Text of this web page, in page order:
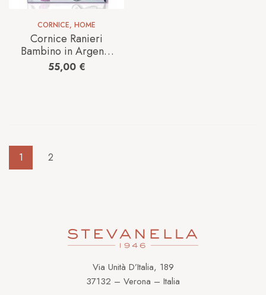
CORNICE, HOME
Cornice Ranieri
Bambino in Argento
537/3R_ROSA_ELEF
ANTINO
55,00 €
1 2
Via Unità D’Italia, 189
37132 – Verona – Italia